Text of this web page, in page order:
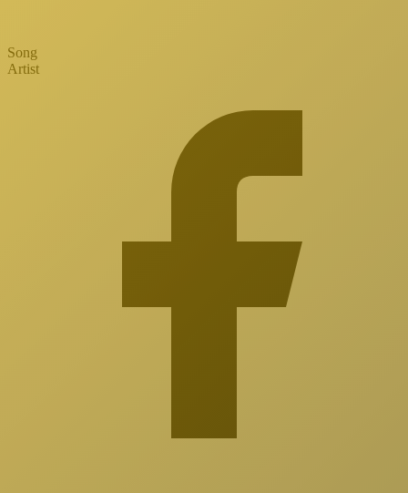
Song
Artist